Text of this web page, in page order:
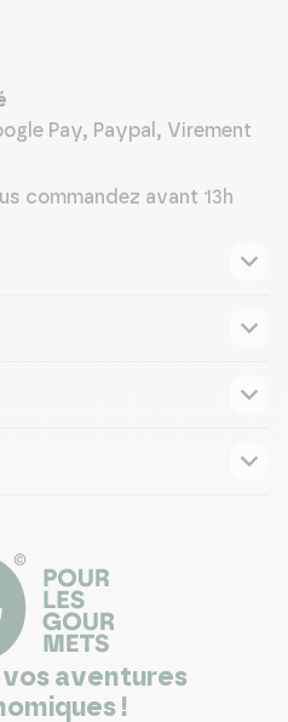
Pay, Paypal, Virement
commandez avant 13h
vos aventures
!